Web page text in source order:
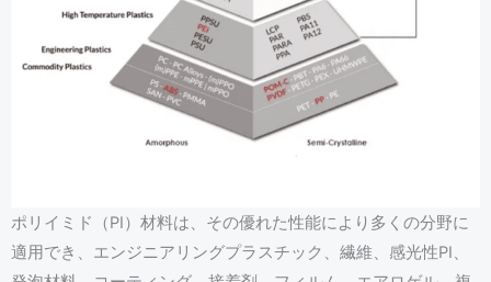
ポリイミド（PI）材料は、その優れた性能により多くの分野に
適用でき、エンジニアリングプラスチック、繊維、感光性PI、